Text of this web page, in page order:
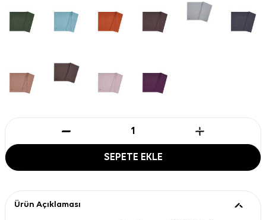
SEPETE EKLE
Ürün Açıklaması